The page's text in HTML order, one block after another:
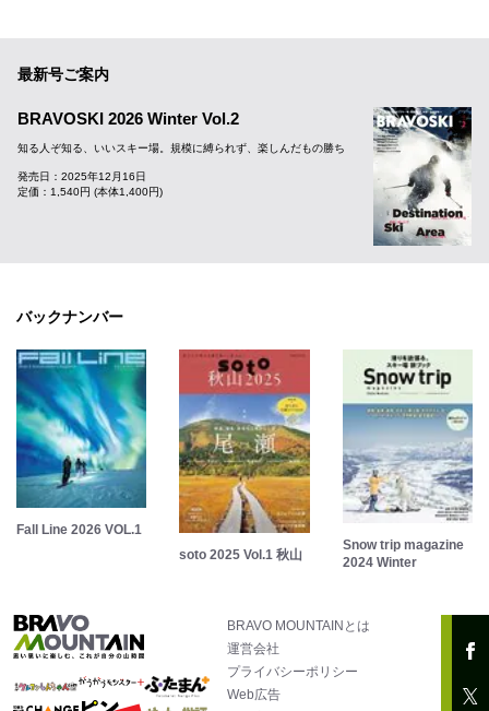
最新号ご案内
BRAVOSKI 2026 Winter Vol.2
知る人ぞ知る、いいスキー場。規模に縛られず、楽しんだもの勝ち
発売日：2025年12月16日
定価：1,540円 (本体1,400円)
バックナンバー
Fall Line 2026 VOL.1
soto 2025 Vol.1 秋山
Snow trip magazine
2024 Winter
BRAVO MOUNTAINとは
運営会社
プライバシーポリシー
Web広告